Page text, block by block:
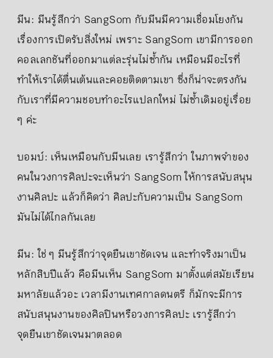
มีน: มีนรู้สึกว่า SangSom กับมีนมีความเชื่อมโยงกัน
เรื่องการเปิดรับสิ่งใหม่ เพราะ SangSom เขามีการออก
คอลเลกชันที่ออกมาแต่ละรุ่นไม่ซ้ำกัน เหมือนมีอะไรที่
ทำให้เราได้ตื่นเต้นและคอยติดตามเขา ซึ่งก็น่าจะตรงกัน
กับเราที่มีความชอบทำอะไรแปลกใหม่ ไม่ซ้ำเดิมอยู่เรื่อย
ๆ ค่ะ
บอมบ์: เห็นเหมือนกับมีนเลย เรารู้สึกว่า ในภาพจำของ
คนในวงการศิลปะจะเห็นว่า SangSom ให้การสนับสนุน
งานศิลปะ แล้วก็คิดว่า ศิลปะกับความเป็น SangSom
มันไม่ได้ไกลกันเลย
มีน: ใช่ ๆ มีนรู้สึกว่าจุดยืนเขาชัดเจน และทำจริงมาเป็น
หลักสิบปีแล้ว คือมีนเห็น SangSom มาตั้งแต่สมัยเรียน
มหาลัยแล้วอะ เวลามีงานเทศกาลดนตรี ก็มักจะมีการ
สนับสนุนงานของศิลปินหรือวงการศิลปะ เรารู้สึกว่า
จุดยืนเขาชัดเจนมาตลอด